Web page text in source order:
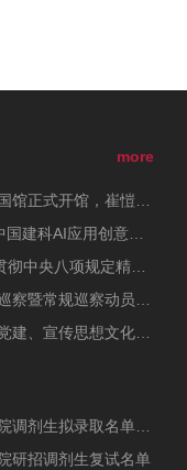
more
2025年日本大阪世博会中国馆正式开馆，崔愷院士参加开幕式
中国院6个作品在第一届“中国建科AI应用创意大赛”中荣获佳绩
中国院党委部署开展深入贯彻中央八项规定精神学习教育工作
中国院召开2025年度专项巡察暨常规巡察动员部署会
中国院党委召开2025年度党建、宣传思想文化和统战工作会议暨党风廉政建设和反腐败工作会议、警示教育大会
2026年中国建筑设计研究院调剂生拟录取名单公示
研招调剂生复试名单